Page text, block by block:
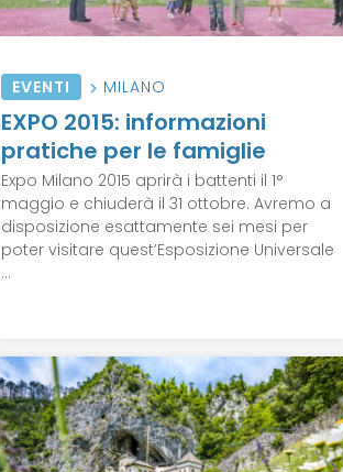
EVENTI MILANO
EXPO 2015: informazioni
pratiche per le famiglie
Expo Milano 2015 aprirà i battenti il 1°
maggio e chiuderà il 31 ottobre. Avremo a
disposizione esattamente sei mesi per
poter visitare quest’Esposizione Universale
...